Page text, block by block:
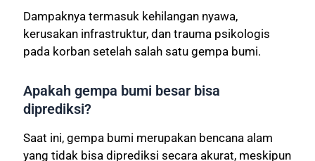
Dampaknya termasuk kehilangan nyawa,
kerusakan infrastruktur, dan trauma psikologis
pada korban setelah salah satu gempa bumi.
Apakah gempa bumi besar bisa
diprediksi?
Saat ini, gempa bumi merupakan bencana alam
yang tidak bisa diprediksi secara akurat, meskipun